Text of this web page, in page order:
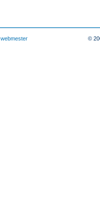
webmester ©